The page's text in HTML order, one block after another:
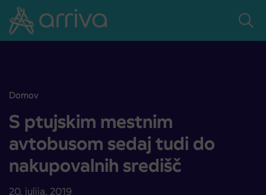
Skoči na vsebino
Domov
S ptujskim mestnim avtobusom sedaj tudi do nakupovalnih središč
S ptujskim mestnim
avtobusom sedaj tudi do
nakupovalnih središč
20. julija, 2019